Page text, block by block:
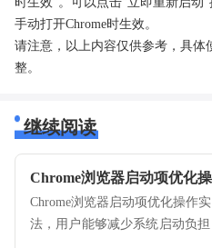
手动打开Chrome时生效。
请注意，以上内容仅供参考，具体
整。
继续阅读
Chrome浏览器启动项优化
Chrome浏览器启动项优化操作
法，用户能够减少系统启动负